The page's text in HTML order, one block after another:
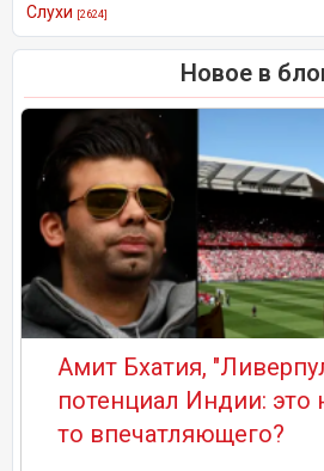
Слухи [2624]
Новое в
Амит Бхатия,
потенциал Индии: это
то впечатляющего?